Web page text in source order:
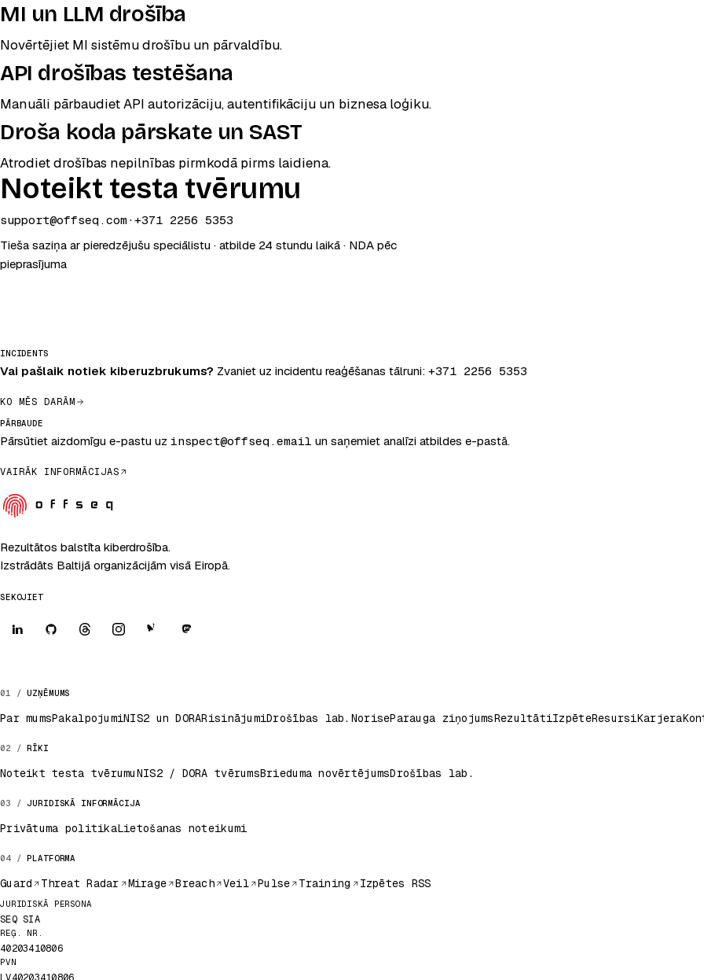
MI un LLM drošība
Novērtējiet MI sistēmu drošību un pārvaldību.
API drošības testēšana
Manuāli pārbaudiet API autorizāciju, autentifikāciju un biznesa loģiku.
Droša koda pārskate un SAST
Atrodiet drošības nepilnības pirmkodā pirms laidiena.
Noteikt testa tvērumu
support@offseq.com · +371 2256 5353
Tieša saziņa ar pieredzējušu speciālistu · atbilde 24 stundu laikā · NDA pēc
pieprasījuma
INCIDENTS
Vai pašlaik notiek kiberuzbrukums? Zvaniet uz incidentu reaģēšanas tālruni: +371 2256 5353
KO MĒS DARĀM
PĀRBAUDE
Pārsūtiet aizdomīgu e-pastu uz inspect@offseq.email un saņemiet analīzi atbildes e-pastā.
VAIRĀK INFORMĀCIJAS
Rezultātos balstīta kiberdrošība.
Izstrādāts Baltijā organizācijām visā Eiropā.
SEKOJIET
UZŅĒMUMS
Par mumsPakalpojumiNIS2 un DORARisinājumiDrošības lab. NoriseParauga ziņojumsRezultātiIzpēteResursiKarjera
RĪKI
Noteikt testa tvērumuNIS2 / DORA tvērumsBrieduma novērtējumsDrošības lab.
JURIDISKĀ INFORMĀCIJA
Privātuma politikaLietošanas noteikumi
PLATFORMA
Guard Threat Radar Mirage Breach Veil Pulse Training Izpētes RSS
Juridiskie dati
JURIDISKĀ PERSONA
SEQ SIA
REĢ. NR.
40203410806
PVN